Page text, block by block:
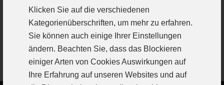
Klicken Sie auf die verschiedenen
Kategorienüberschriften, um mehr zu erfahren.
Sie können auch einige Ihrer Einstellungen
ändern. Beachten Sie, dass das Blockieren
einiger Arten von Cookies Auswirkungen auf
Ihre Erfahrung auf unseren Websites und auf
Mannschaftsleistung die Punkte zu behalten. Wichtig
wird eine aggressive Abwehr sowie eine gute
Chancenauswertung sein. Mit der Unterstützung der
Zuschauer wir natürlich zusätzlich Kraft für harte
60min geschöpft.